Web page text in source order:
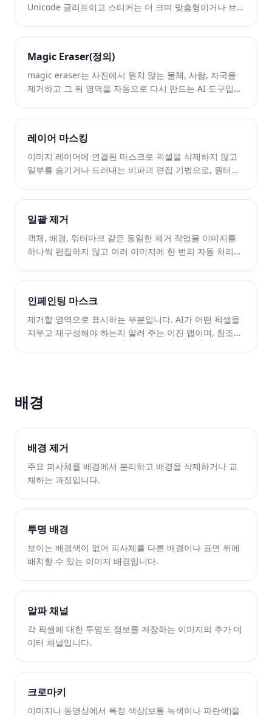
Unicode 글리프이고 스티커는 더 크며 맞춤형이거나 브
다.
Magic Eraser(정의)
magic eraser는 사진에서 원치 않는 물체, 사람, 자국을
제거하고 그 뒤 영역을 자동으로 다시 만드는 AI 도구입니
레이어 마스킹
이미지 레이어에 연결된 마스크로 픽셀을 삭제하지 않고
일부를 숨기거나 드러내는 비파괴 편집 기법으로, 원터치
일괄 제거
객체, 배경, 워터마크 같은 동일한 제거 작업을 이미지를
하나씩 편집하지 않고 여러 이미지에 한 번의 자동 처리로
인페인팅 마스크
제거할 영역으로 표시하는 부분입니다. AI가 어떤 픽셀을
지우고 재구성해야 하는지 알려 주는 이진 맵이며, 참조로
배경
배경 제거
주요 피사체를 배경에서 분리하고 배경을 삭제하거나 교
체하는 과정입니다.
투명 배경
보이는 배경색이 없어 피사체를 다른 배경이나 표면 위에
배치할 수 있는 이미지 배경입니다.
알파 채널
각 픽셀에 대한 투명도 정보를 저장하는 이미지의 추가 데
이터 채널입니다.
크로마키
이미지나 동영상에서 특정 색상(보통 녹색이나 파란색)을